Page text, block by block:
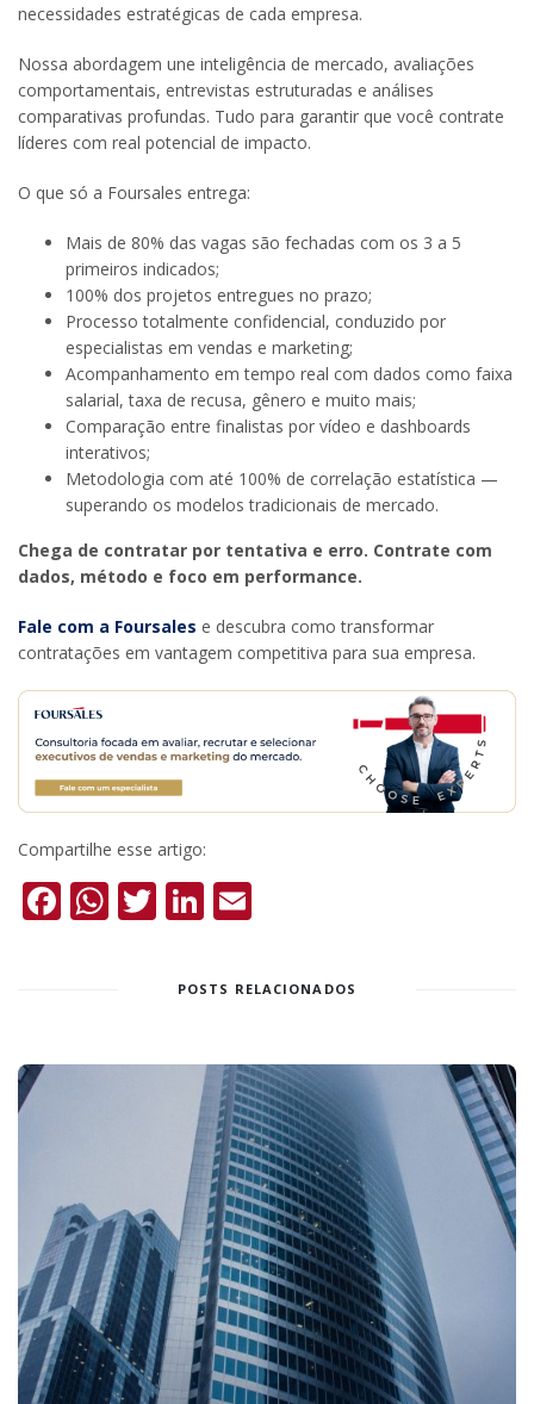
necessidades estratégicas de cada empresa.
Nossa abordagem une inteligência de mercado, avaliações
comportamentais, entrevistas estruturadas e análises
comparativas profundas. Tudo para garantir que você contrate
líderes com real potencial de impacto.
O que só a Foursales entrega:
Mais de 80% das vagas são fechadas com os 3 a 5
primeiros indicados;
100% dos projetos entregues no prazo;
Processo totalmente confidencial, conduzido por
especialistas em vendas e marketing;
Acompanhamento em tempo real com dados como faixa
salarial, taxa de recusa, gênero e muito mais;
Comparação entre finalistas por vídeo e dashboards
interativos;
Metodologia com até 100% de correlação estatística —
superando os modelos tradicionais de mercado.
Chega de contratar por tentativa e erro. Contrate com
dados, método e foco em performance.
Fale com a Foursales e descubra como transformar
contratações em vantagem competitiva para sua empresa.
Compartilhe esse artigo:
Facebook
WhatsApp
Twitter
LinkedIn
POSTS RELACIONADOS